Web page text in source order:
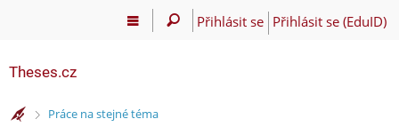
Přihlásit se Přihlásit se (EduID)
Theses.cz
>Práce na stejné téma